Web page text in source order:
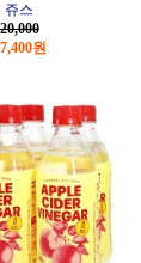
쥬스
20,000
원